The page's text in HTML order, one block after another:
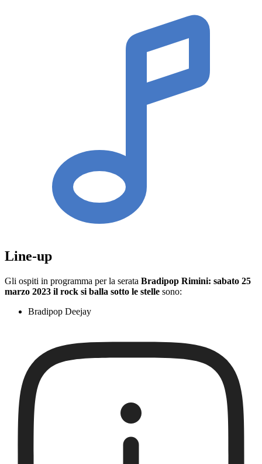
Line-up
Gli ospiti in programma per la serata Bradipop Rimini: sabato 25
marzo 2023 il rock si balla sotto le stelle sono:
Bradipop Deejay